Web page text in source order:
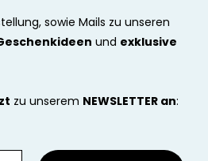
sowie Mails zu unseren
und exklusive
zu unserem NEWSLETTER an: